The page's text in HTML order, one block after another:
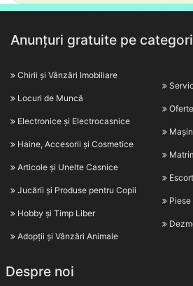
Anunțuri gratuite pe
Chirii și Vânzări Imobiliare
Locuri de Muncă
Electronice și Electrocasnice
Haine, Accesorii și Cosmetice
Articole și Unelte Casnice
Jucării și Produse pentru Copii
Hobby și Timp Liber
Adopții și Vânzări Animale
Despre noi